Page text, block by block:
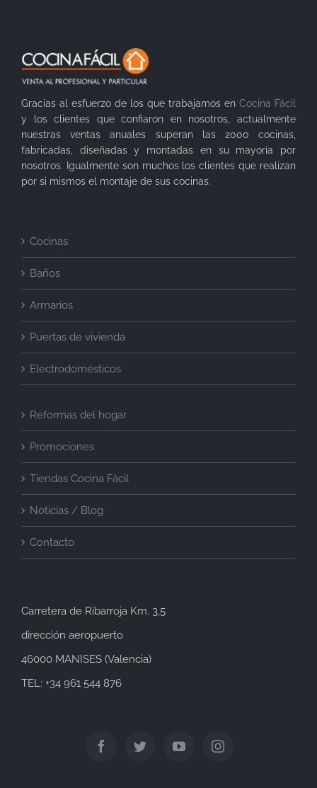
Gracias al esfuerzo de los que trabajamos en Cocina Fácil
y los clientes que confiaron en nosotros, actualmente
nuestras ventas anuales superan las 2000 cocinas,
fabricadas, diseñadas y montadas en su mayoría por
nosotros. Igualmente son muchos los clientes que realizan
por si mismos el montaje de sus cocinas.
Cocinas
Baños
Armarios
Puertas de vivienda
Electrodomésticos
Reformas del hogar
Promociones
Tiendas Cocina Fácil
Noticias / Blog
Contacto
Carretera de Ribarroja Km. 3,5
dirección aeropuerto
46000 MANISES (Valencia)
TEL: +34 961 544 876